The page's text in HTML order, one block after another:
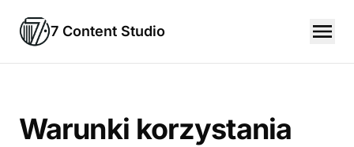
7 Content Studio
Warunki korzystania